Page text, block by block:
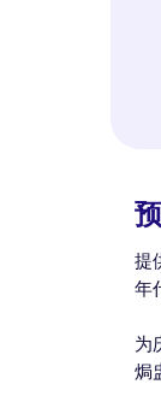
提
年
为
焗